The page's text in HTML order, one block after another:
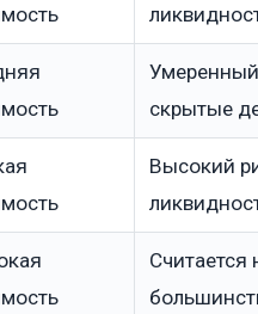
скрытые
Высокий
Считается